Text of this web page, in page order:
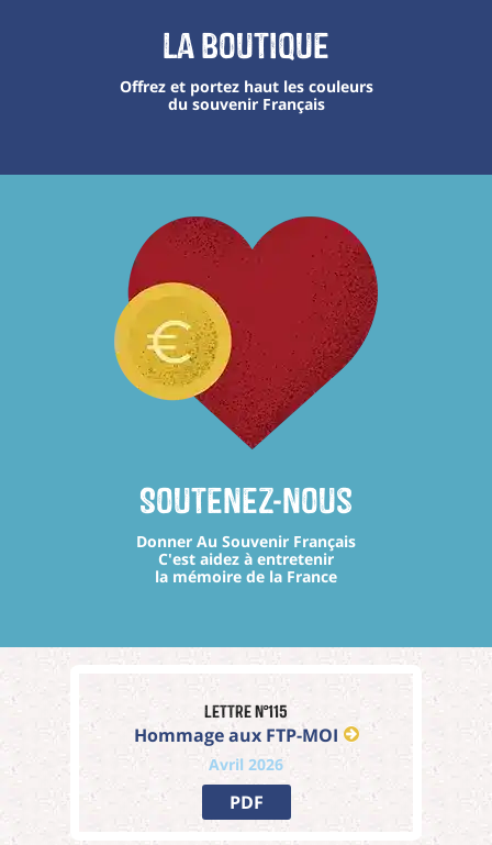
La boutique
Offrez et portez haut les couleurs
du souvenir Français
Soutenez-nous
Donner Au Souvenir Français
C'est aidez à entretenir
la mémoire de la France
Lettre n°115
Hommage aux FTP-MOI
Avril 2026
PDF